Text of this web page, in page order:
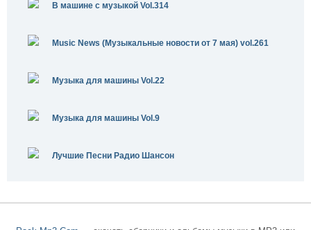
В машине с музыкой Vol.314
Music News (Музыкальные новости от 7 мая) vol.261
Музыка для машины Vol.22
Музыка для машины Vol.9
Лучшие Песни Радио Шансон